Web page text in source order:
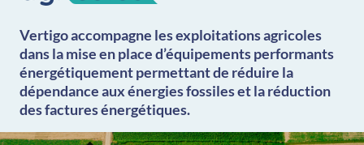
Vertigo accompagne les exploitations agricoles
dans la mise en place d’équipements performants
énergétiquement permettant de réduire la
dépendance aux énergies fossiles et la réduction
des factures énergétiques.